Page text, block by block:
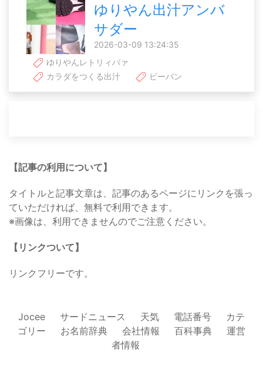
ゆりやん出汁アンバ
サダー
2026-03-09 13:24:35
ゆりやんレトリィバァ
カラダをつくる出汁
ビーバン
【記事の利用について】
タイトルと記事文章は、記事のあるページにリンクを張っ
ていただければ、無料で利用できます。
※画像は、利用できませんのでご注意ください。
【リンクついて】
リンクフリーです。
Jocee サードニュース 天気 電話番号
カテ
ゴリー
お名前辞典 会社情報 百科事典
運営
者情報